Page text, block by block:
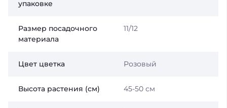
упаковке
Размер посадочного
материала
11/12
Цвет цветка Розовый
Высота растения (см) 45-50 см